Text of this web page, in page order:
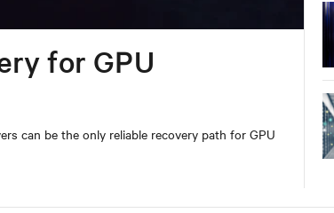
for GPU
can be the only reliable recovery path for GPU